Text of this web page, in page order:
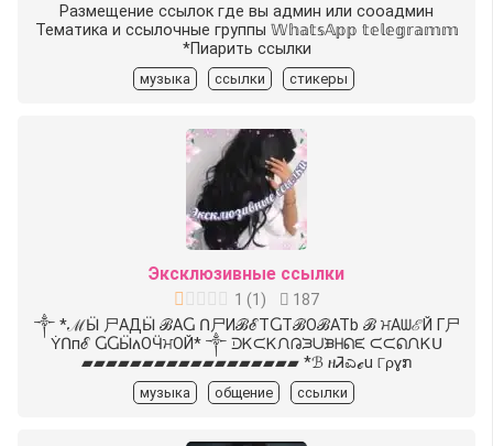
Размещение ссылок где вы админ или сооадмин
Тематика и ссылочные группы 𝕎𝕙𝕒𝕥𝕤𝔸𝕡𝕡️ 𝕥𝕖𝕝𝕖𝕘𝕣𝕒𝕞𝕞️
*Пиарить ссылки
музыка ссылки стикеры
Эксклюзивные ссылки
1 (1 )
187
༒ *ℳӸ 尸AДӸ ℬAႺ Ո尸ИℬℰTႺTℬОℬATb ℬ ਮAᗯℰЙ Г尸
ẎՈпℰ ႺႺӸለОӴਮОЙ* ༒ ᑓᏦᙅᏦᙁᕡᙐᑌᙖᕼᕠᙓ ᙅᙅᕠᙁᏦᑌ
▰▰▰▰▰▰▰▰▰▰▰▰▰▰▰▰▰▰ *ℬ ዘᏘಎℯu ୮ρɣກ
музыка общение ссылки